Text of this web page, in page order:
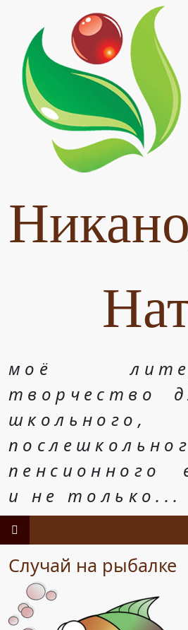
моё
творчество
школьного,
пенсионного
и не только...
Случай на рыбалке